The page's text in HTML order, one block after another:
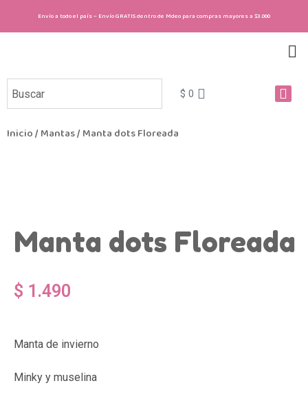
Envío a todo el país – Envío GRATIS dentro de Mdeo para compras mayores a $3.000
$ 0
Inicio/ Mantas/ Manta dots Floreada
Manta dots Floreada
$ 1.490
Manta de invierno
Minky y muselina